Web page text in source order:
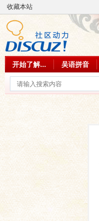
收藏本站
开始了解... 吴语拼音